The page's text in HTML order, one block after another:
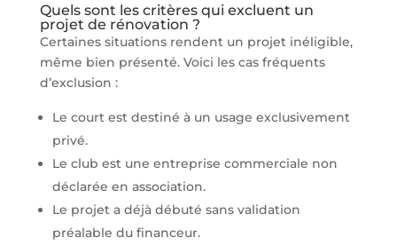
Quels sont les critères qui excluent un
projet de rénovation ?
Certaines situations rendent un projet inéligible,
même bien présenté. Voici les cas fréquents
d’exclusion :
Le court est destiné à un usage exclusivement
privé.
Le club est une entreprise commerciale non
déclarée en association.
Le projet a déjà débuté sans validation
préalable du financeur.